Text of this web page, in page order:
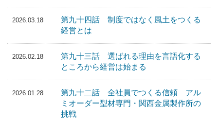
2026.03.18
第九十四話 制度ではなく風土をつくる
経営とは
2026.02.18
第九十三話 選ばれる理由を言語化する
ところから経営は始まる
2026.01.28
第九十二話 全社員でつくる信頼 アル
ミオーダー型材専門・関西金属製作所の
挑戦